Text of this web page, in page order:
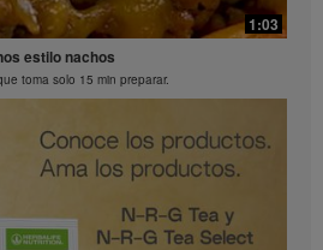
Bioniq GO: 2
1:03
estilo nachos
toma solo 15 min preparar.